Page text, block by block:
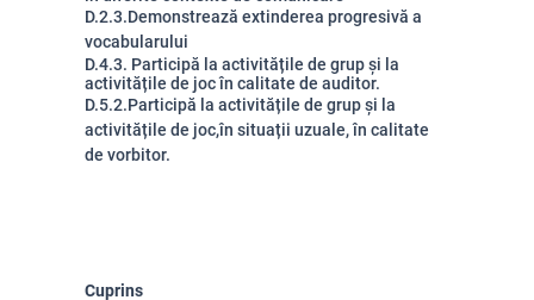
D.2.3.Demonstrează extinderea progresivă a
vocabularului
D.4.3. Participă la activitățile de grup și la
activitățile de joc în calitate de auditor.
D.5.2.Participă la activitățile de grup și la
activitățile de joc,în situații uzuale, în calitate
de vorbitor.
Cuprins